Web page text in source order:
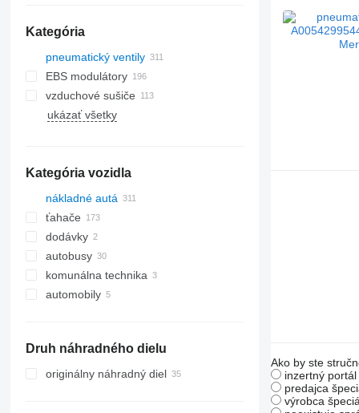
Kategória
pneumatický ventily
EBS modulátory
vzduchové sušiče
ukázať všetky
Kategória vozidla
nákladné autá
ťahače
dodávky
autobusy
komunálna technika
komunálne vozidlá
automobily
Druh náhradného dielu
originálny náhradný diel
Ako by ste
inzertný
predajca
výrobca